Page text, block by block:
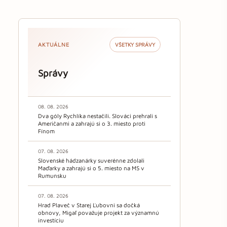
AKTUÁLNE VŠETKY SPRÁVY
Správy
08. 08. 2026
Dva góly Rychlíka nestačili. Slováci prehrali s
Američanmi a zahrajú si o 3. miesto proti
Fínom
07. 08. 2026
Slovenské hádzanárky suverénne zdolali
Maďarky a zahrajú si o 5. miesto na MS v
Rumunsku
07. 08. 2026
Hrad Plaveč v Starej Ľubovni sa dočká
obnovy, Migaľ považuje projekt za významnú
investíciu